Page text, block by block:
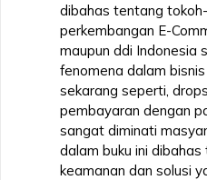
dibahas tentang
perkembangan E-
maupun ddi Indonesia
fenomena dalam
sekarang seperti,
pembayaran dengan
sangat diminati
dalam buku ini
keamanan dan solusi